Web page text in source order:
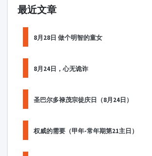
最近文章
8月28日 做个明智的童女
8月24日，心无诡诈
圣巴尔多禄茂宗徒庆日（8月24日）
权威的需要（甲年-常年期第21主日）